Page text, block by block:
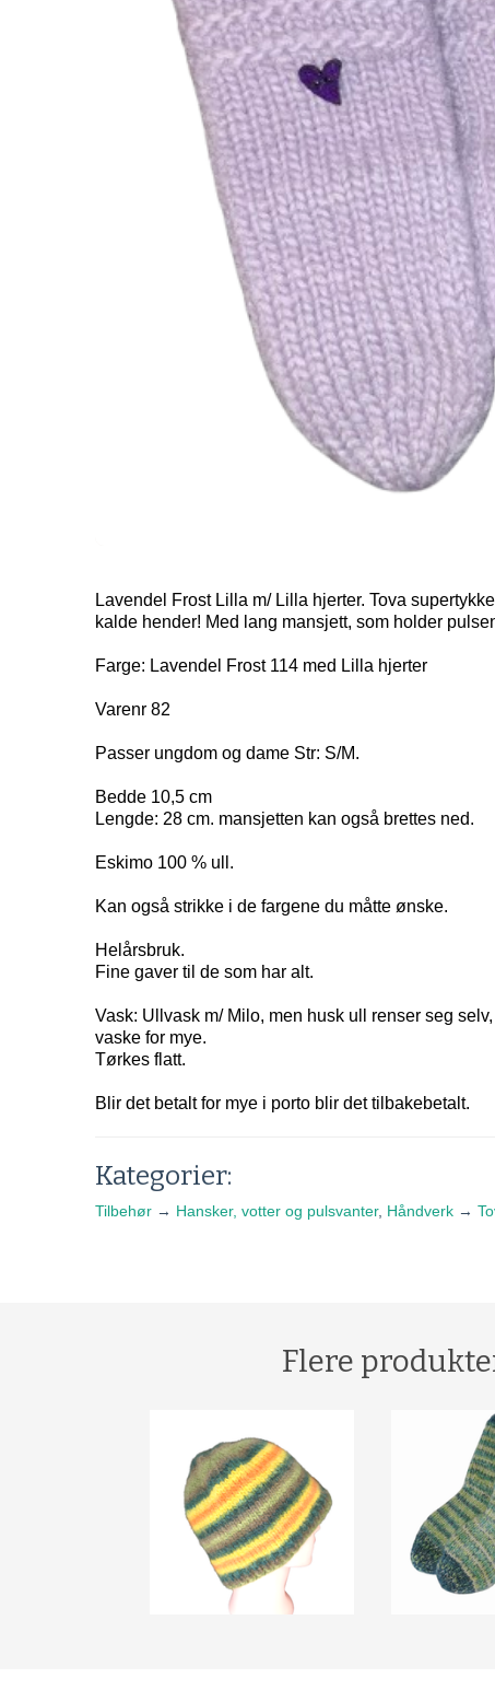
Lavendel Frost Lilla m/ Lilla hjerter. Tova
kalde hender! Med lang mansjett, som holder
Farge: Lavendel Frost 114 med Lilla hjerter
Varenr 82
Passer ungdom og dame Str: S/M.
Bedde 10,5 cm
Lengde: 28 cm. mansjetten kan også brettes ned.
Eskimo 100 % ull.
Kan også strikke i de fargene du måtte ønske.
Helårsbruk.
Fine gaver til de som har alt.
Vask: Ullvask m/ Milo, men husk ull renser seg
vaske for mye.
Tørkes flatt.
Blir det betalt for mye i porto blir det tilbakebetalt.
Kategorier:
Tilbehør → Hansker, votter og pulsvanter, Håndverk →
Flere